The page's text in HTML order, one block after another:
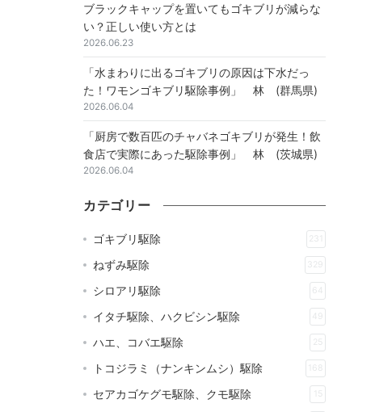
ブラックキャップを置いてもゴキブリが減らな
い？正しい使い方とは
2026.06.23
「水まわりに出るゴキブリの原因は下水だっ
た！ワモンゴキブリ駆除事例」 林 (群馬県)
2026.06.04
「厨房で数百匹のチャバネゴキブリが発生！飲
食店で実際にあった駆除事例」 林 (茨城県)
2026.06.04
カテゴリー
ゴキブリ駆除 231
ねずみ駆除 329
シロアリ駆除 64
イタチ駆除、ハクビシン駆除 49
ハエ、コバエ駆除 25
トコジラミ（ナンキンムシ）駆除 168
セアカゴケグモ駆除、クモ駆除 15